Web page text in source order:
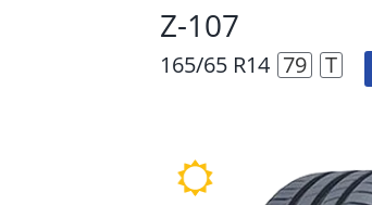
Z-107
165/65 R14 79 T